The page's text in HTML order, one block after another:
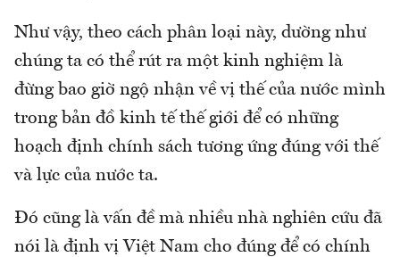
Như vậy, theo cách phân loại này, dường như
chúng ta có thể rút ra một kinh nghiệm là
đừng bao giờ ngộ nhận về vị thế của nước mình
trong bản đồ kinh tế thế giới để có những
hoạch định chính sách tương ứng đúng với thế
và lực của nước ta.
Đó cũng là vấn đề mà nhiều nhà nghiên cứu đã
nói là định vị Việt Nam cho đúng để có chính